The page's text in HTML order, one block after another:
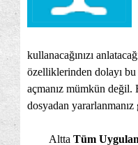
kullanacağınızı
özelliklerinden dolayı
açmanız mümkün
dosyadan yararlanmanız
Altta Tüm